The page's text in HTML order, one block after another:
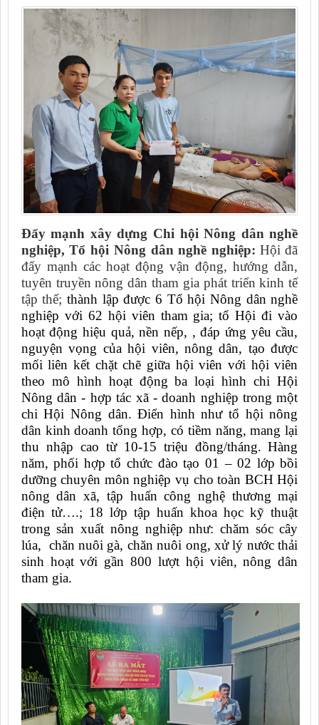
Đẩy mạnh xây dựng Chi hội Nông dân nghề
nghiệp, Tổ hội Nông dân nghề nghiệp: Hội đã
đẩy mạnh các hoạt động vận động, hướng dẫn,
tuyên truyền nông dân tham gia phát triển kinh tế
tập thể; thành lập được 6 Tổ hội Nông dân nghề
nghiệp với 62 hội viên tham gia; tổ Hội đi vào
hoạt động hiệu quả, nền nếp, , đáp ứng yêu cầu,
nguyện vọng của hội viên, nông dân, tạo được
mối liên kết chặt chẽ giữa hội viên với hội viên
theo mô hình hoạt động ba loại hình chi Hội
Nông dân - hợp tác xã - doanh nghiệp trong một
chi Hội Nông dân. Điển hình như tổ hội nông
dân kinh doanh tổng hợp, có tiềm năng, mang lại
thu nhập cao từ 10-15 triệu đồng/tháng. Hàng
năm, phối hợp tổ chức đào tạo 01 – 02 lớp bồi
dưỡng chuyên môn nghiệp vụ cho toàn BCH Hội
nông dân xã, tập huấn công nghệ thương mại
điện tử….; 18 lớp tập huấn khoa học kỹ thuật
trong sản xuất nông nghiệp như: chăm sóc cây
lúa, chăn nuôi gà, chăn nuôi ong, xử lý nước thải
sinh hoạt với gần 800 lượt hội viên, nông dân
tham gia.